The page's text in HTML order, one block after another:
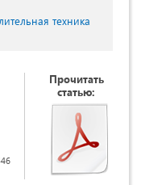
техника
Прочитать
статью: